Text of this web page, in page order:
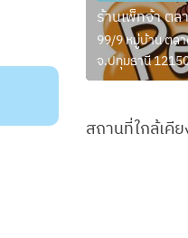
ร้านเพ็ทจ้า ตล
99/9 หมู่บ้าน ตล
จ.ปทุมธานี
สถานที่ใกล้เคี